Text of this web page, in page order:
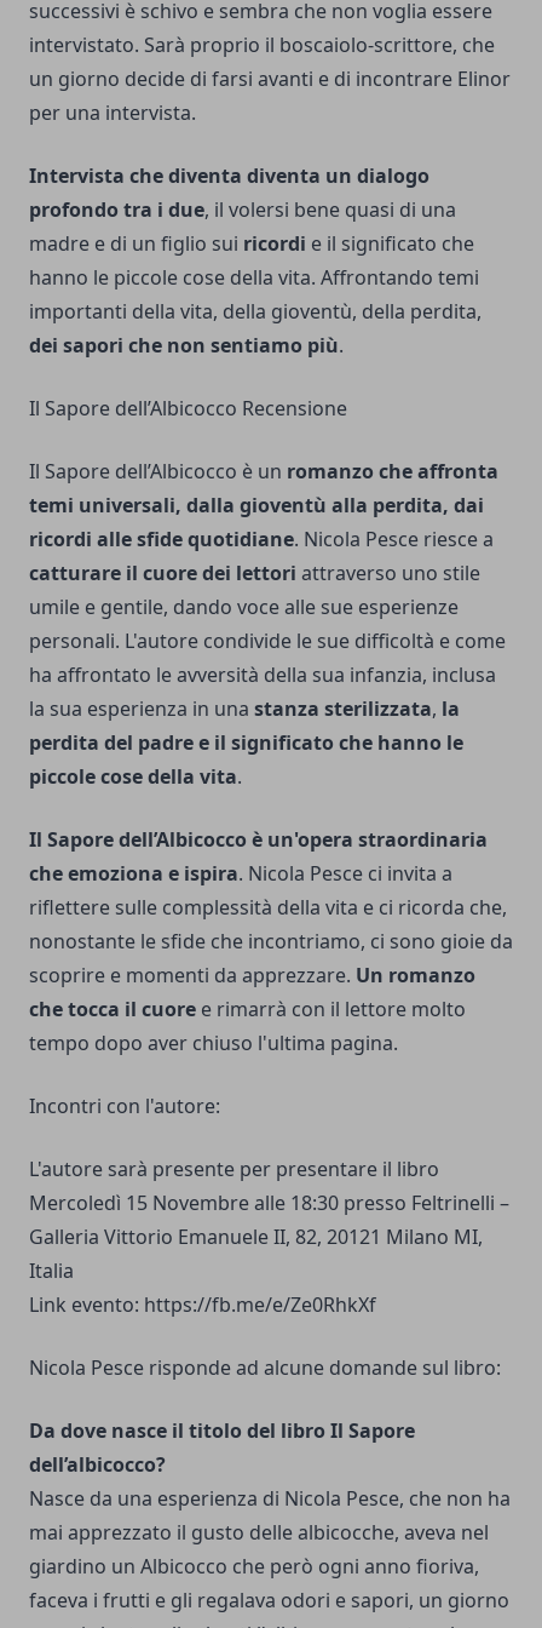
successivi è schivo e sembra che non voglia essere
intervistato. Sarà proprio il boscaiolo-scrittore, che
un giorno decide di farsi avanti e di incontrare Elinor
per una intervista.
Intervista che diventa diventa un dialogo
profondo tra i due, il volersi bene quasi di una
madre e di un figlio sui ricordi e il significato che
hanno le piccole cose della vita. Affrontando temi
importanti della vita, della gioventù, della perdita,
dei sapori che non sentiamo più.
Il Sapore dell’Albicocco Recensione
Il Sapore dell’Albicocco è un romanzo che affronta
temi universali, dalla gioventù alla perdita, dai
ricordi alle sfide quotidiane. Nicola Pesce riesce a
catturare il cuore dei lettori attraverso uno stile
umile e gentile, dando voce alle sue esperienze
personali. L'autore condivide le sue difficoltà e come
ha affrontato le avversità della sua infanzia, inclusa
la sua esperienza in una stanza sterilizzata, la
perdita del padre e il significato che hanno le
piccole cose della vita.
Il Sapore dell’Albicocco è un'opera straordinaria
che emoziona e ispira. Nicola Pesce ci invita a
riflettere sulle complessità della vita e ci ricorda che,
nonostante le sfide che incontriamo, ci sono gioie da
scoprire e momenti da apprezzare. Un romanzo
che tocca il cuore e rimarrà con il lettore molto
tempo dopo aver chiuso l'ultima pagina.
Incontri con l'autore:
L'autore sarà presente per presentare il libro
Mercoledì 15 Novembre alle 18:30 presso Feltrinelli –
Galleria Vittorio Emanuele II, 82, 20121 Milano MI,
Italia
Link evento: https://fb.me/e/Ze0RhkXf
Nicola Pesce risponde ad alcune domande sul libro:
Da dove nasce il titolo del libro Il Sapore
dell’albicocco?
Nasce da una esperienza di Nicola Pesce, che non ha
mai apprezzato il gusto delle albicocche, aveva nel
giardino un Albicocco che però ogni anno fioriva,
faceva i frutti e gli regalava odori e sapori, un giorno